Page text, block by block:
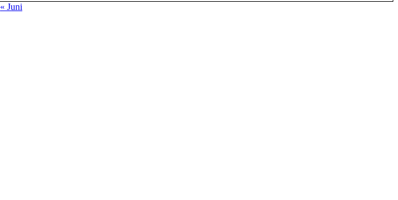
« Juni